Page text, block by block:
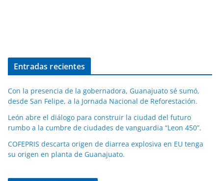
Entradas recientes
Con la presencia de la gobernadora, Guanajuato sé sumó,
desde San Felipe, a la Jornada Nacional de Reforestación.
León abre el diálogo para construir la ciudad del futuro
rumbo a la cumbre de ciudades de vanguardia “Leon 450”.
COFEPRIS descarta origen de diarrea explosiva en EU tenga
su origen en planta de Guanajuato.